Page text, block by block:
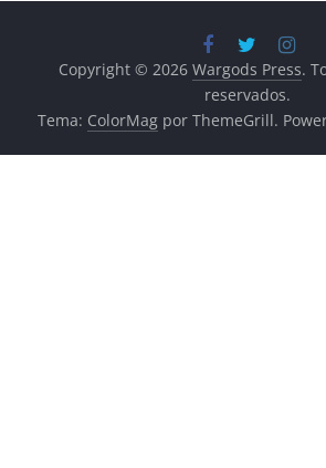
Copyright © 2026 Wargods Press.
reservados.
Tema: ColorMagpor ThemeGrill.